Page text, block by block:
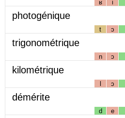
ʁ i
photogénique
t ɔ
trigonométrique
n ɔ
kilométrique
l ɔ
démérite
d e